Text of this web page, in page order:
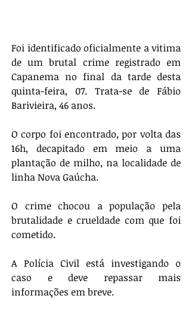
Foi identificado oficialmente a vitima
de um brutal crime registrado em
Capanema no final da tarde desta
quinta-feira, 07. Trata-se de Fábio
Barivieira, 46 anos.
O corpo foi encontrado, por volta das
16h, decapitado em meio a uma
plantação de milho, na localidade de
linha Nova Gaúcha.
O crime chocou a população pela
brutalidade e crueldade com que foi
cometido.
A Polícia Civil está investigando o
caso e deve repassar mais
informações em breve.